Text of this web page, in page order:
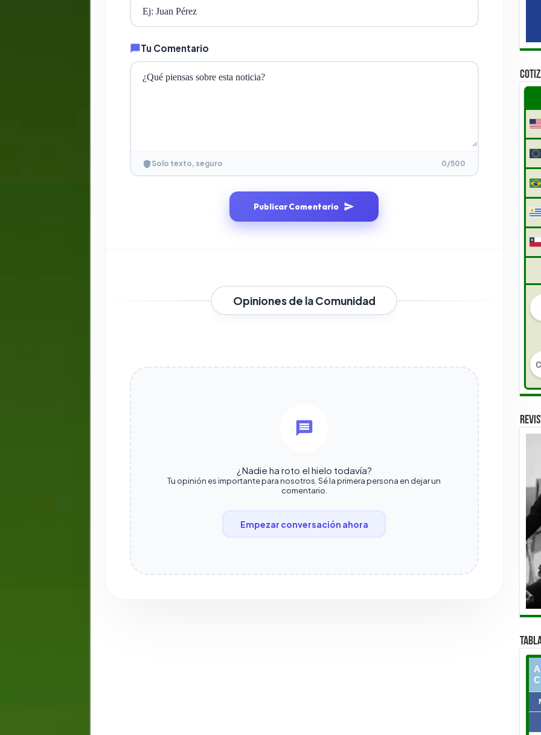
Tu Comentario
Solo texto, seguro 0/500
Publicar Comentario
Opiniones de la Comunidad
¿Nadie ha roto el hielo todavía?
Tu opinión es importante para nosotros. Sé la primera persona en dejar un
comentario.
Empezar conversación ahora